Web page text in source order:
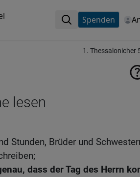
Spenden
1. Thessalonicher
lesen
Stunden, Brüder und
dass der Tag des Herrn